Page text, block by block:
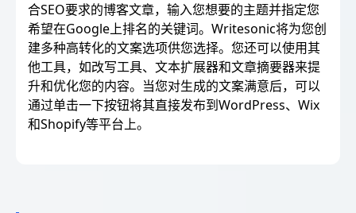
合SEO要求的博客文章，输入您想要的主题并指定您
希望在Google上排名的关键词。Writesonic将为您创
建多种高转化的文案选项供您选择。您还可以使用其
他工具，如改写工具、文本扩展器和文章摘要器来提
升和优化您的内容。当您对生成的文案满意后，可以
通过单击一下按钮将其直接发布到WordPress、Wix
和Shopify等平台上。